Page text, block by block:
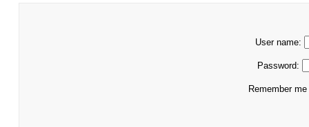
User name:
Password:
Remember